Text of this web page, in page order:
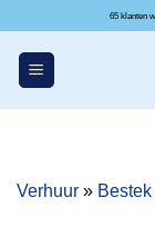
inhoud
Verhuur » Bestek